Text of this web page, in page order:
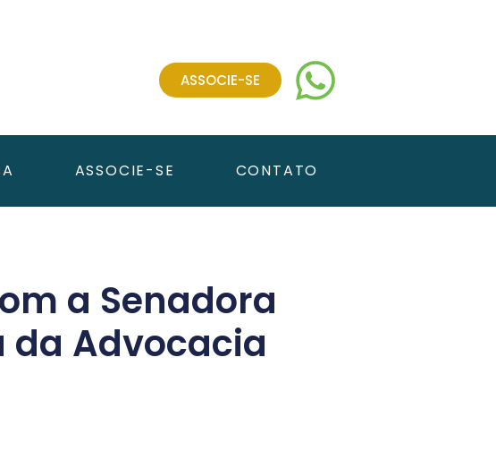
ASSOCIE-SE
ASSOCIE-SE CONTATO
a Senadora
da Advocacia